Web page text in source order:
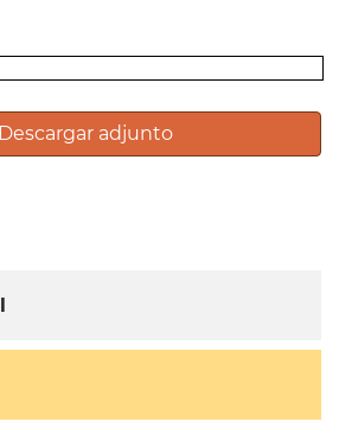
Descargar adjunto